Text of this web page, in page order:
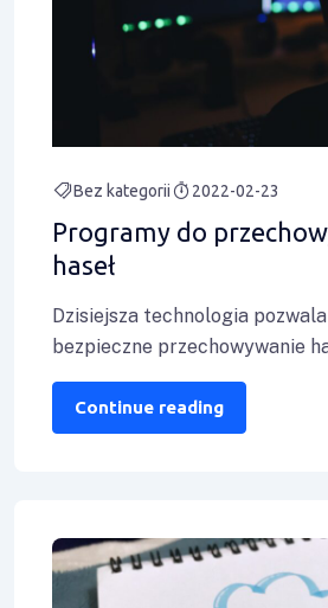
Bez kategorii 2022-02-23
Programy do
haseł
Dzisiejsza technologia
bezpieczne przechowywanie
tego przede wszystkim proste
menedżery haseł. Sprawdź, z
Continue reading